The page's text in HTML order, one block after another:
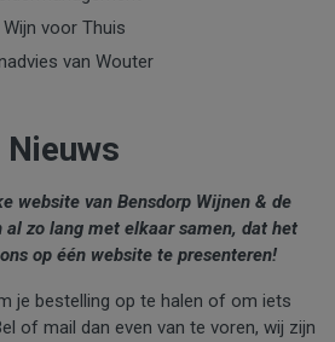
Wijn voor Thuis
van Wouter
Nieuws
website van Bensdorp Wijnen & de
al zo lang met elkaar samen, dat het
op één website te presenteren!
je bestelling op te halen of om iets
of mail dan even van te voren, wij zijn